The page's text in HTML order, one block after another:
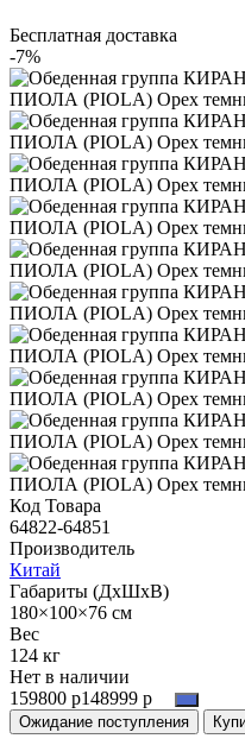
Бесплатная доставка
-7%
Код Товара
64822-64851
Производитель
Китай
Габариты (ДхШхВ)
180×100×76 см
Вес
124 кг
Нет в наличии
159800 р148999 р
Ожидание поступления